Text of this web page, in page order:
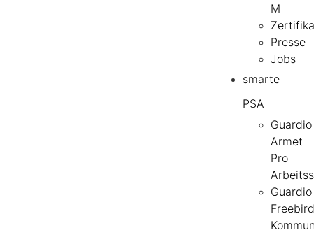
M
Presse
Jobs
smarte
PSA
Guardio
Armet
Pro
Guardio
Freebird